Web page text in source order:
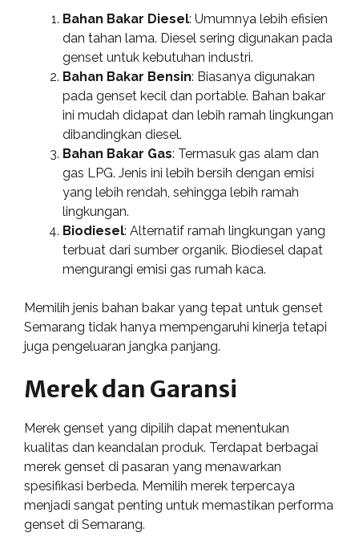
Bahan Bakar Diesel: Umumnya lebih efisien
dan tahan lama. Diesel sering digunakan pada
genset untuk kebutuhan industri.
Bahan Bakar Bensin: Biasanya digunakan
pada genset kecil dan portable. Bahan bakar
ini mudah didapat dan lebih ramah lingkungan
dibandingkan diesel.
Bahan Bakar Gas: Termasuk gas alam dan
gas LPG. Jenis ini lebih bersih dengan emisi
yang lebih rendah, sehingga lebih ramah
lingkungan.
Biodiesel: Alternatif ramah lingkungan yang
terbuat dari sumber organik. Biodiesel dapat
mengurangi emisi gas rumah kaca.
Memilih jenis bahan bakar yang tepat untuk genset
Semarang tidak hanya mempengaruhi kinerja tetapi
juga pengeluaran jangka panjang.
Merek dan Garansi
Merek genset yang dipilih dapat menentukan
kualitas dan keandalan produk. Terdapat berbagai
merek genset di pasaran yang menawarkan
spesifikasi berbeda. Memilih merek terpercaya
menjadi sangat penting untuk memastikan performa
genset di Semarang.